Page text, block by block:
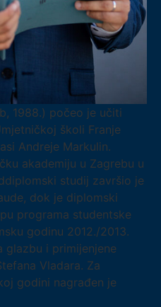
1988.) počeo je učiti
školi Franje
Andreje Markulin.
akademiju u Zagrebu u
studij završio je
dok je diplomski
programa studentske
godinu 2012./2013.
glazbu i primijenjene
Vladara. Za
godini nagrađen je